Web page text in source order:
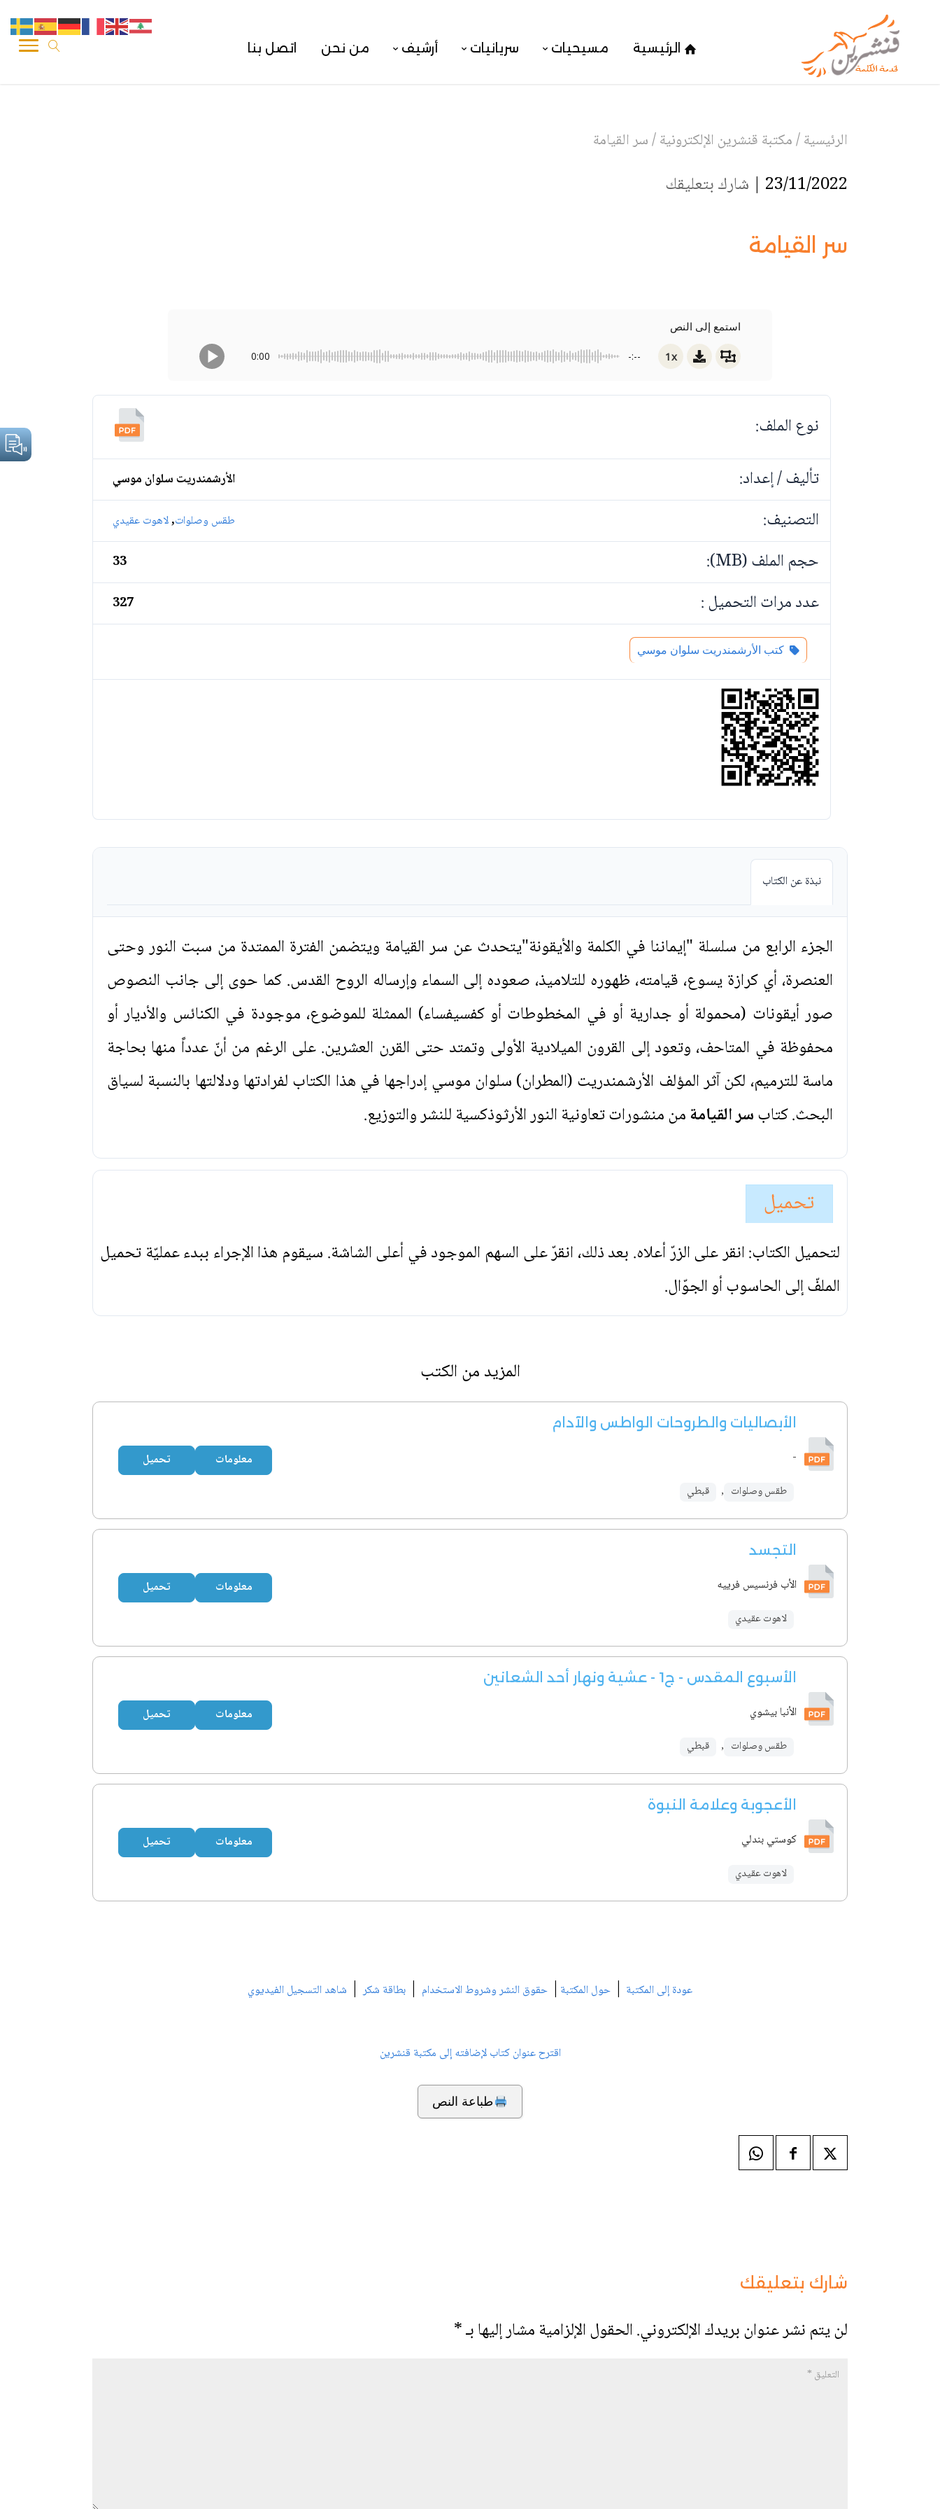
الرئيسية مسيحيات سريانيات أرشيف من نحن اتصل بنا
الرئيسية/مكتبة قنشرين الإلكترونية/سر القيامة
23/11/2022 | شارك بتعليقك
سر القيامة
استمع إلى النص
0:00 -:-- 1x
نوع الملف:
تأليف / إعداد:
الأرشمندريت سلوان موسي
التصنيف: طقس وصلوات,لاهوت عقيدي
حجم الملف (MB): 33
عدد مرات التحميل : 327
كتب الأرشمندريت سلوان موسي
نبذة عن الكتاب
الجزء الرابع من سلسلة "إيماننا في الكلمة والأيقونة"يتحدث عن سر القيامة ويتضمن الفترة الممتدة من سبت النور وحتى
العنصرة، أي كرازة يسوع، قيامته، ظهوره للتلاميذ، صعوده إلى السماء وإرساله الروح القدس. كما حوى إلى جانب النصوص
صور أيقونات (محمولة أو جدارية أو في المخطوطات أو كفسيفساء) الممثلة للموضوع، موجودة في الكنائس والأديار أو
محفوظة في المتاحف، وتعود إلى القرون الميلادية الأولى وتمتد حتى القرن العشرين. على الرغم من أنّ عدداً منها بحاجة
ماسة للترميم، لكن آثر المؤلف الأرشمندريت (المطران) سلوان موسي إدراجها في هذا الكتاب لفرادتها ودلالتها بالنسبة لسياق
البحث. كتابسر القيامةمن منشورات تعاونية النور الأرثوذكسية للنشر والتوزيع.
تحميل
لتحميل الكتاب: انقر على الزرّ أعلاه. بعد ذلك، انقرّ على السهم الموجود في أعلى الشاشة. سيقوم هذا الإجراء ببدء عمليّة تحميل
الملفّ إلى الحاسوب أو الجوّال.
المزيد من الكتب
الأبصاليات والطروحات الواطس والآدام
-
طقس وصلوات , قبطي
معلومات تحميل
التجسد
الأب فرنسيس فرييه
لاهوت عقيدي
معلومات تحميل
الأسبوع المقدس - ج1 - عشية ونهار أحد الشعانين
الأنبا بيشوي
طقس وصلوات , قبطي
معلومات تحميل
الأعجوبة وعلامة النبوة
كوستي بندلي
لاهوت عقيدي
معلومات تحميل
عودة إلى المكتبة | حول المكتبة | حقوق النشر وشروط الاستخدام | بطاقة شكر| شاهد التسجيل الفيديوي
اقترح عنوان كتاب لإضافته إلى مكتبة قنشرين
طباعة النص
شارك بتعليقك
لن يتم نشر عنوان بريدك الإلكتروني.الحقول الإلزامية مشار إليها بـ*